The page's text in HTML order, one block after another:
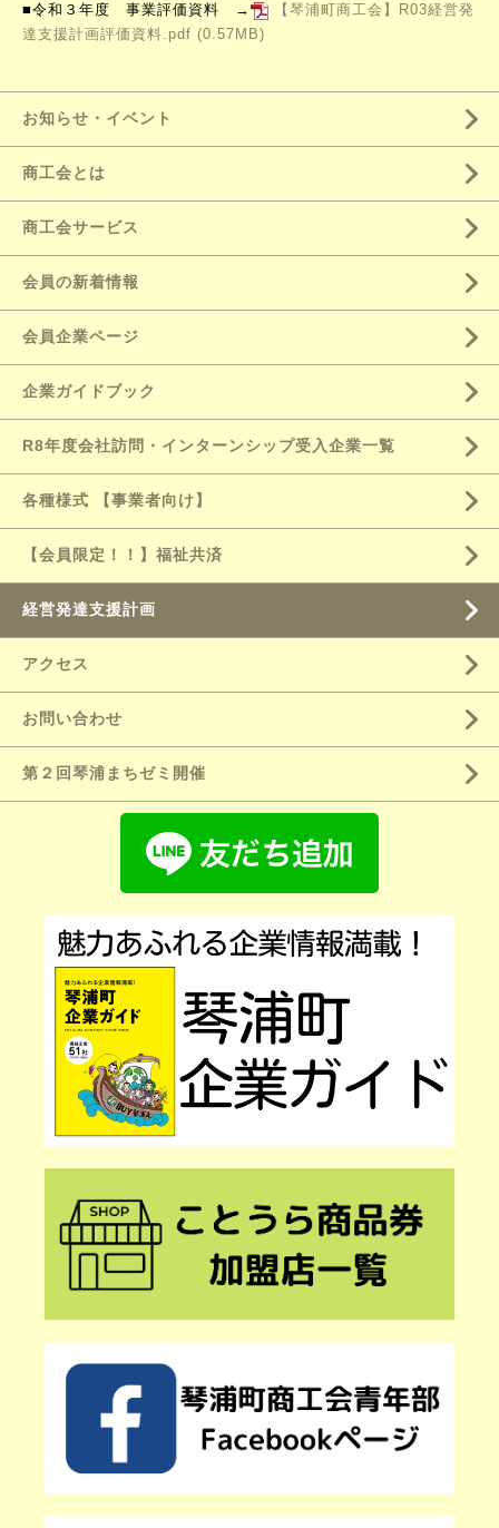
■令和３年度 事業評価資料 →
【琴浦町商工会】R03経営発
達支援計画評価資料.pdf (0.57MB)
お知らせ・イベント
商工会とは
商工会サービス
会員の新着情報
会員企業ページ
企業ガイドブック
R8年度会社訪問・インターンシップ受入企業一覧
各種様式 【事業者向け】
【会員限定！！】福祉共済
経営発達支援計画
アクセス
お問い合わせ
第２回琴浦まちゼミ開催